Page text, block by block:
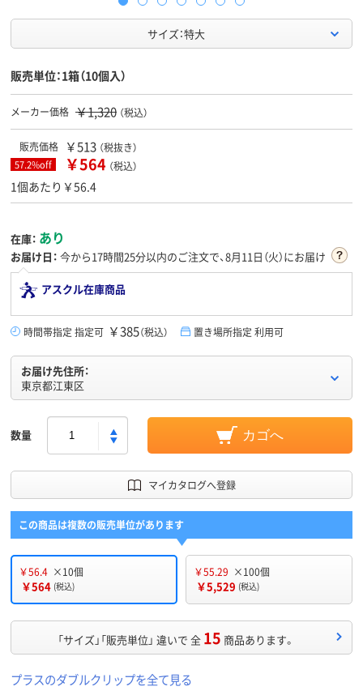
サイズ：特大
販売単位：1箱（10個入）
メーカー価格 ￥1,320 （税込）
販売価格 ￥513 （税抜き）
57.2%off ￥564 （税込）
1個あたり￥56.4
在庫： あり
お届け日： 今から17時間25分以内のご注文で、8月11日（火）にお届け
アスクル在庫商品
時間帯指定 指定可 ￥385（税込） 置き場所指定 利用可
お届け先住所：
東京都江東区
数量 カゴへ
マイカタログへ登録
この商品は複数の販売単位があります
￥56.4 ×10個
￥564 (税込)
￥55.29 ×100個
￥5,529 (税込)
「サイズ」「販売単位」 違いで 全 15 商品あります。
プラスのダブルクリップを全て見る